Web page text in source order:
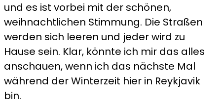
und es ist vorbei mit der schönen,
weihnachtlichen Stimmung. Die Straßen
werden sich leeren und jeder wird zu
Hause sein. Klar, könnte ich mir das alles
anschauen, wenn ich das nächste Mal
während der Winterzeit hier in Reykjavik
bin.